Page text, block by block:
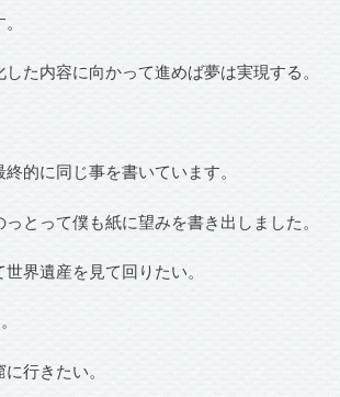
た内容に向かって進めば夢は実現する。
的に同じ事を書いています。
とって僕も紙に望みを書き出しました。
界遺産を見て回りたい。
行きたい。